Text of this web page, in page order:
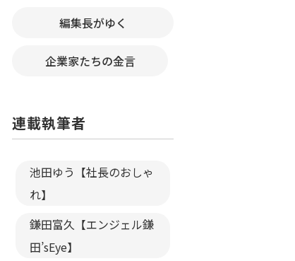
編集長がゆく
企業家たちの金言
連載執筆者
池田ゆう【社長のおしゃ
れ】
鎌田富久【エンジェル鎌
田’sEye】